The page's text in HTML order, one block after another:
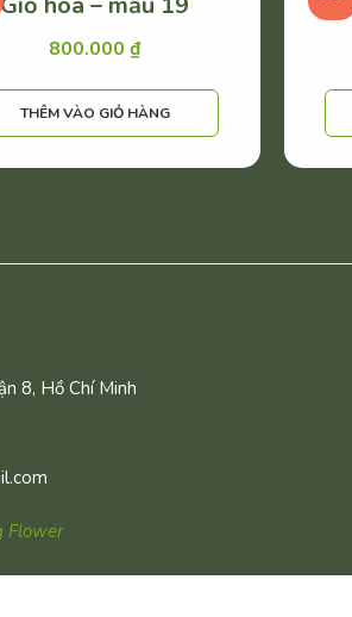
800.000 ₫
THÊM VÀO GIỎ HÀNG
8, Hồ Chí Minh
Flower